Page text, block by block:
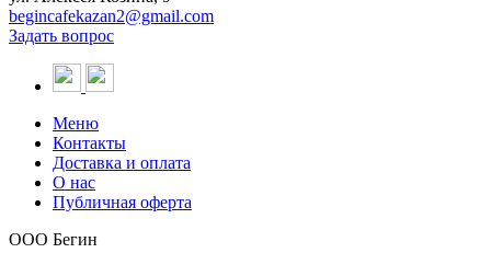
begincafekazan2@gmail.com
Задать вопрос
Меню
Контакты
Доставка и оплата
О нас
Публичная оферта
ООО Бегин